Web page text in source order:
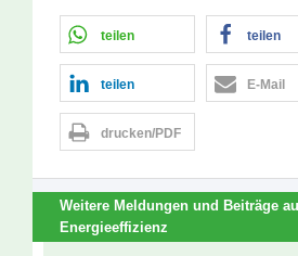
teilen teilen
teilen E-Mail
drucken/PDF
Weitere Meldungen und Beiträge
Energieeffizienz